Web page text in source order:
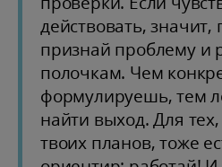
действовать,
признай проблему и
полочкам. Чем
формулируешь, тем
найти выход. Для
твоих планов, тоже